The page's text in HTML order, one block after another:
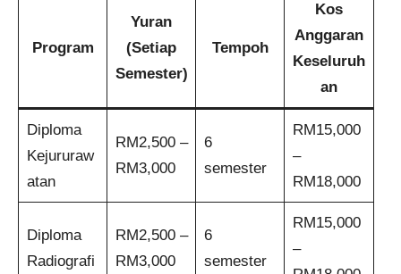
Program
Yuran
(Setiap
Semester)
Tempoh
Kos
Anggaran
Keseluruh
an
Diploma
Kejururaw
atan
RM2,500 –
RM3,000
6
semester
RM15,000
–
RM18,000
Diploma
Radiografi
RM2,500 –
RM3,000
6
semester
RM15,000
–